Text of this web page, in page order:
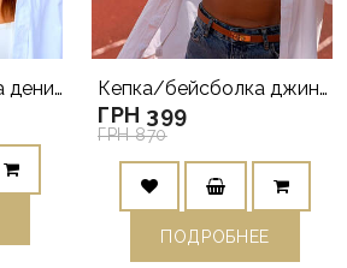
Темно-серая кепка деним универсальная Balencia Кепка/бейсболка джинсовая синяя распродажа
ГРН 399
ГРН 870
ПОДРОБНЕЕ